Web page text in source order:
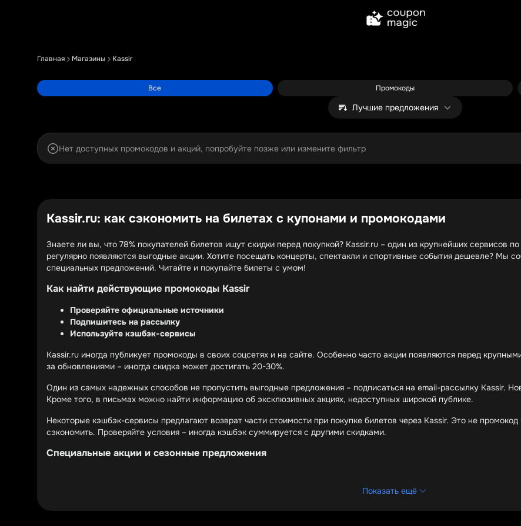
Главная Магазины Kassir
Все Промокоды
Лучшие предложения
Нет доступных промокодов и акций, попробуйте позже или измените фильтр
Kassir.ru: как сэкономить на билетах с купонами и промокодами
Знаете ли вы, что 78% покупателей билетов ищут скидки перед покупкой? Kassir.ru – один из крупнейших сервисов
регулярно появляются выгодные акции. Хотите посещать концерты, спектакли и спортивные события дешевле? Мы
специальных предложений. Читайте и покупайте билеты с умом!
Как найти действующие промокоды Kassir
Проверяйте официальные источники
Подпишитесь на рассылку
Используйте кэшбэк-сервисы
Kassir.ru иногда публикует промокоды в своих соцсетях и на сайте. Особенно часто акции появляются перед
за обновлениями – иногда скидка может достигать 20-30%.
Один из самых надежных способов не пропустить выгодные предложения – подписаться на email-рассылку Kassir.
Кроме того, в письмах можно найти информацию об эксклюзивных акциях, недоступных широкой публике.
Некоторые кэшбэк-сервисы предлагают возврат части стоимости при покупке билетов через Kassir. Это не
сэкономить. Проверяйте условия – иногда кэшбэк суммируется с другими скидками.
Специальные акции и сезонные предложения
Показать ещё